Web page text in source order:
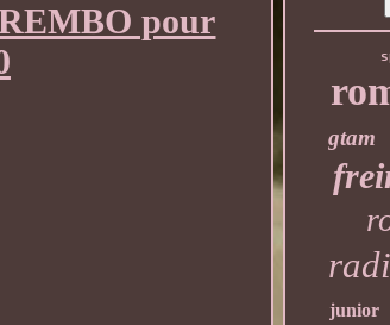
pour
gtam
junior